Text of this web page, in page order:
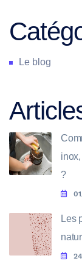
Le blog
?
Les